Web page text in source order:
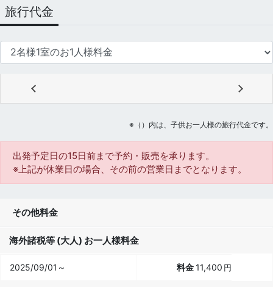
旅行代金
※（）内は、子供お一人様の旅行代金です。
出発予定日の15日前まで予約・販売を承ります。
※上記が休業日の場合、その前の営業日までとなります。
その他料金
海外諸税等 (大人) お一人様料金
2025/09/01～ 11,400 円